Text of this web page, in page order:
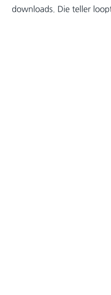
downloads. Die teller